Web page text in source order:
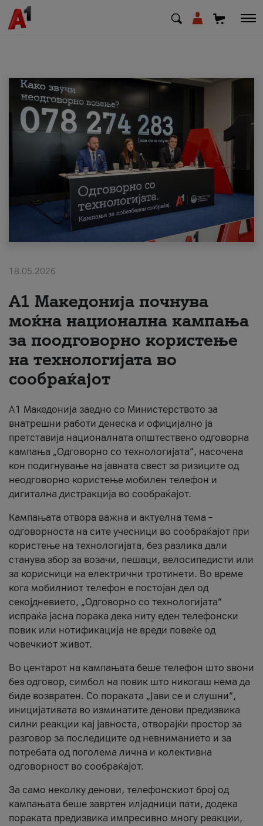
МК EN SQ
Деловни
Поддршка
Надополни кредит
#ПодобарОнлајн
18.05.2026
A1 Македонија почнува
моќна национална кампања
за поодговорно користење
на технологијата во
сообраќајот
A1 Македонија заедно со Министерството за
внатрешни работи денеска и официјално ја
претставија националната општествено одговорна
кампања „Одговорно со технологијата“, насочена
кон подигнување на јавната свест за ризиците од
неодговорно користење мобилен телефон и
дигитална дистракција во сообраќајот.
Кампањата отвора важна и актуелна тема –
одговорноста на сите учесници во сообраќајот при
користење на технологијата, без разлика дали
станува збор за возачи, пешаци, велосипедисти или
за корисници на електрични тротинети. Во време
кога мобилниот телефон е постојан дел од
секојдневието, „Одговорно со технологијата“
испраќа јасна порака дека ниту еден телефонски
повик или нотификација не вреди повеќе од
човечкиот живот.
Во центарот на кампањата беше телефон што ѕвони
без одговор, симбол на повик што никогаш нема да
биде возвратен. Со пораката „Јави се и слушни“,
иницијативата во изминатите денови предизвика
силни реакции кај јавноста, отворајќи простор за
разговор за последиците од невниманието и за
потребата од поголема лична и колективна
одговорност во сообраќајот.
За само неколку денови, телефонскиот број од
кампањата беше завртен илјадници пати, додека
пораката предизвика импресивно многу реакции,